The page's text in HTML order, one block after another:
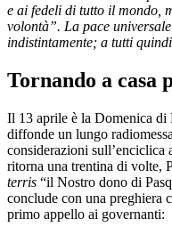
e ai fedeli di tutto il mondo,
volontà”. La pace
indistintamente; a tutti
Tornando a casa
Il 13 aprile è la Domenica
diffonde un lungo
considerazioni sull’enciclica
ritorna una trentina di volte,
terris “il Nostro dono di
conclude con una preghiera
primo appello ai governanti: